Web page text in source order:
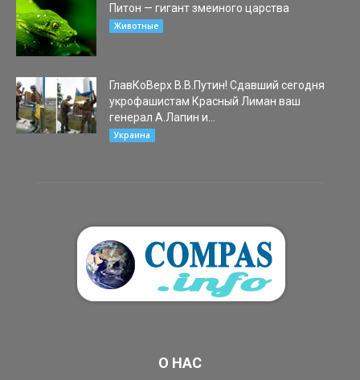
Питон — гигант змеиного царства
Животные
ГлавКоВерх В.В.Путин! Сдавший сегодня
укрофашистам Красный Лиман ваш
генерал А.Лапин и...
Украина
О НАС